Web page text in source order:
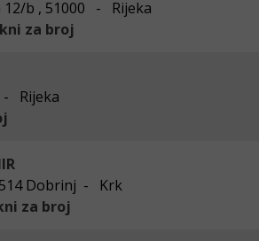
12/b , 51000 - Rijeka
za broj
- Rijeka
Dobrinj - Krk
za broj